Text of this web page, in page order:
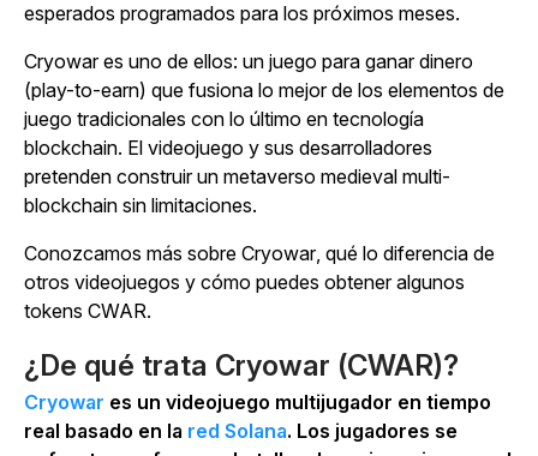
esperados programados para los próximos meses.
Cryowares uno de ellos: un juego para ganar dinero
(play-to-earn) que fusiona lo mejor de los elementos de
juego tradicionales con lo último en tecnología
blockchain. El videojuego y sus desarrolladores
pretenden construir un metaverso medieval multi-
blockchain sin limitaciones.
Conozcamos más sobre Cryowar, qué lo diferencia de
otros videojuegos y cómo puedes obtener algunos
tokens CWAR.
¿De qué trata Cryowar (CWAR)?
Cryowar es un videojuego multijugador en tiempo
real basado en la red Solana. Los jugadores se